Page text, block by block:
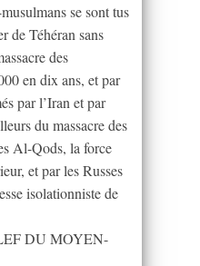
se sont tus
de Téhéran sans
des
en dix ans, et par
par l’Iran et par
du massacre des
Al-Qods, la force
et par les Russes
isolationniste de
DU MOYEN-